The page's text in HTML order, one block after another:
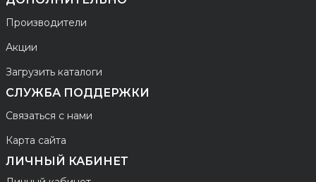
Производители
Акции
Загрузить каталоги
СЛУЖБА ПОДДЕРЖКИ
Связаться с нами
Карта сайта
ЛИЧНЫЙ КАБИНЕТ